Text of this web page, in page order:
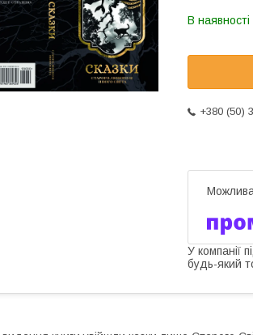
В наявності
+380 (50)
У компанії
будь-який